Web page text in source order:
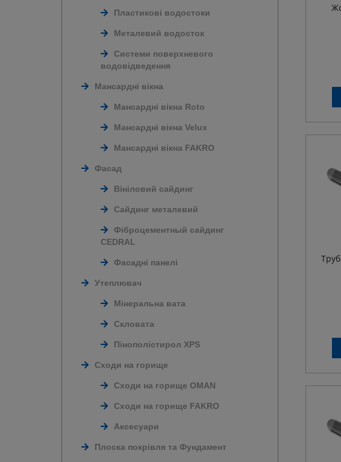
Пластикові водостоки
Металевий водосток
Системи поверхневого
водовідведення
Мансардні вікна
Мансардні вікна Roto
Мансардні вікна Velux
Мансардні вікна FAKRO
Фасад
Вініловий сайдинг
Сайдинг металевий
Фіброцементный сайдинг
CEDRAL
Фасадні панелі
Утеплювач
Мінеральна вата
Скловата
Пінополістирол XPS
Сходи на горище
Сходи на горище OMAN
Сходи на горище FAKRO
Аксесуари
Плоска покрівля та Фундамент